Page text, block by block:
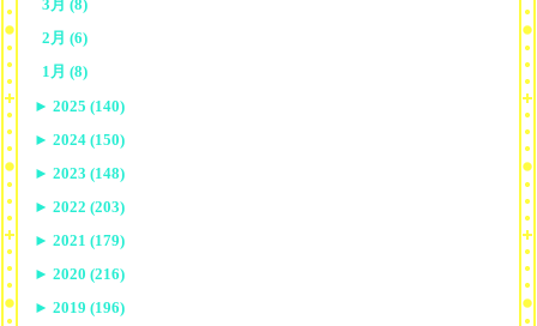
3月 (8)
2月 (6)
1月 (8)
► 2025 (140)
► 2024 (150)
► 2023 (148)
► 2022 (203)
► 2021 (179)
► 2020 (216)
► 2019 (196)